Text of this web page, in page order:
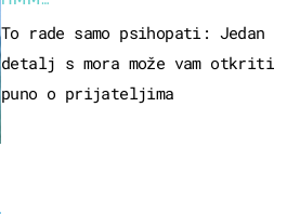
To rade samo psihopati: Jedan
detalj s mora može vam otkriti
puno o prijateljima